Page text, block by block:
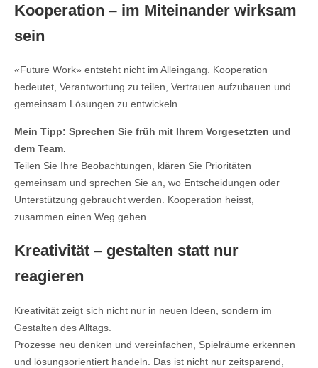
Kooperation – im Miteinander wirksam
sein
«Future Work» entsteht nicht im Alleingang. Kooperation
bedeutet, Verantwortung zu teilen, Vertrauen aufzubauen und
gemeinsam Lösungen zu entwickeln.
Mein Tipp: Sprechen Sie früh mit Ihrem Vorgesetzten und
dem Team.
Teilen Sie Ihre Beobachtungen, klären Sie Prioritäten
gemeinsam und sprechen Sie an, wo Entscheidungen oder
Unterstützung gebraucht werden. Kooperation heisst,
zusammen einen Weg gehen.
Kreativität – gestalten statt nur
reagieren
Kreativität zeigt sich nicht nur in neuen Ideen, sondern im
Gestalten des Alltags.
Prozesse neu denken und vereinfachen, Spielräume erkennen
und lösungsorientiert handeln. Das ist nicht nur zeitsparend,